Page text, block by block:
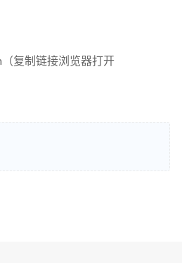
复制链接浏览器打开